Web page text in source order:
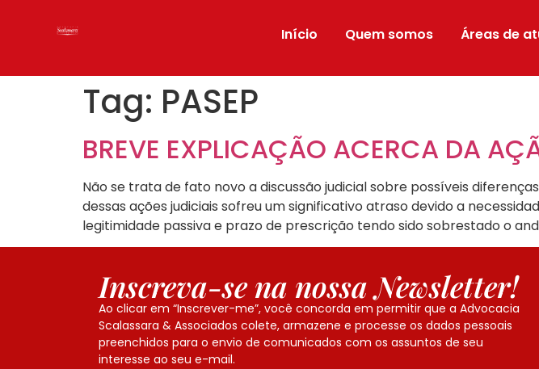
Início Quem somos Áreas de
Tag: PASEP
BREVE EXPLICAÇÃO ACERCA DA
Não se trata de fato novo a discussão judicial sobre possíveis
dessas ações judiciais sofreu um significativo atraso devido a
legitimidade passiva e prazo de prescrição tendo sido sobrestado o
Inscreva-se na nossa Newsletter!
Ao clicar em “Inscrever-me”, você concorda em permitir que a Advocacia
Scalassara & Associados colete, armazene e processe os dados pessoais
preenchidos para o envio de comunicados com os assuntos de seu
interesse ao seu e-mail.